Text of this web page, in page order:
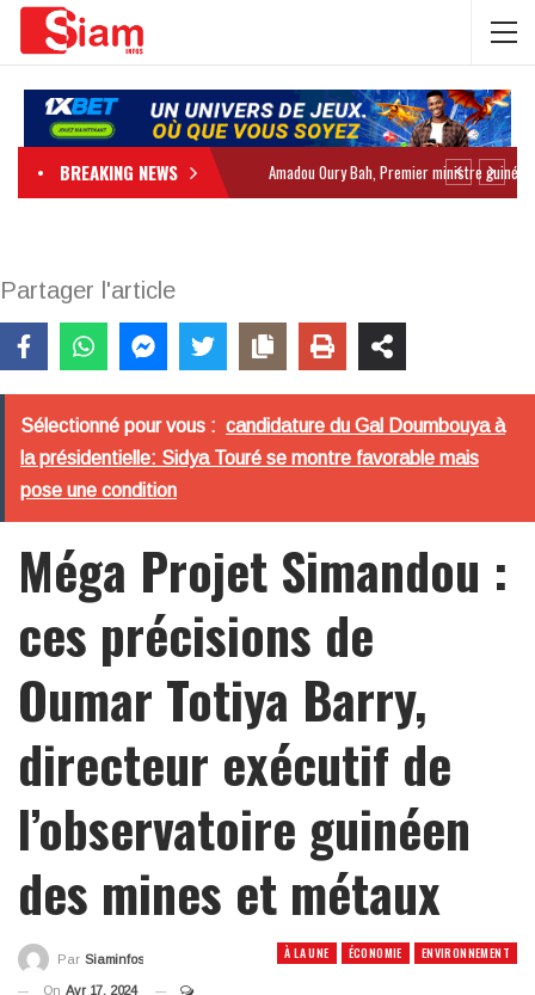
BREAKING NEWS
Partager l'article
Sélectionné pour vous : candidature du Gal Doumbouya à
la présidentielle: Sidya Touré se montre favorable mais
pose une condition
Méga Projet Simandou :
ces précisions de
Oumar Totiya Barry,
directeur exécutif de
l’observatoire guinéen
des mines et métaux
À LA UNE ÉCONOMIE ENVIRONNEMENT
Par Siaminfos
On Avr 17, 2024